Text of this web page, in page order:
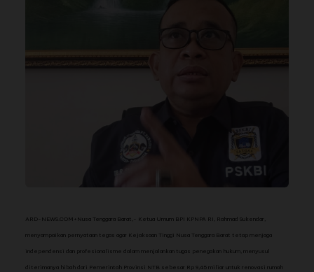
ARD-NEWS.COM+Nusa Tenggara Barat,- Ketua Umum BPI KPNPA RI, Rahmad Sukendar,
menyampaikan pernyataan tegas agar Kejaksaan Tinggi Nusa Tenggara Barat tetap menjaga
independensi dan profesionalisme dalam menjalankan tugas penegakan hukum, menyusul
diterimanya hibah dari Pemerintah Provinsi NTB sebesar Rp 9,45 miliar untuk renovasi rumah